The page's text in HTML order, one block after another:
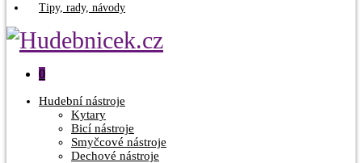
Tipy, rady, návody
0
Hudební nástroje
Kytary
Bicí nástroje
Smyčcové nástroje
Dechové nástroje